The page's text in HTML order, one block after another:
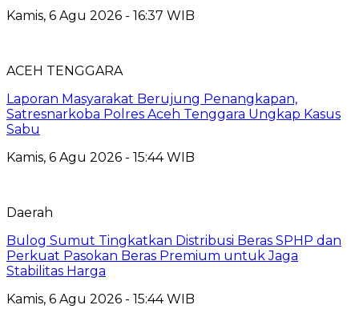
Kamis, 6 Agu 2026 - 16:37 WIB
ACEH TENGGARA
Laporan Masyarakat Berujung Penangkapan,
Satresnarkoba Polres Aceh Tenggara Ungkap Kasus
Sabu
Kamis, 6 Agu 2026 - 15:44 WIB
Daerah
Bulog Sumut Tingkatkan Distribusi Beras SPHP dan
Perkuat Pasokan Beras Premium untuk Jaga
Stabilitas Harga
Kamis, 6 Agu 2026 - 15:44 WIB